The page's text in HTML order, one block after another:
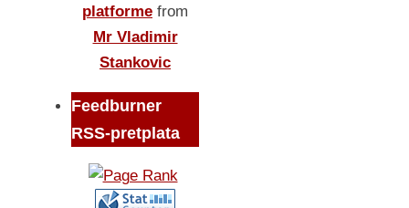
platforme from
Mr Vladimir
Stankovic
Feedburner
RSS-pretplata